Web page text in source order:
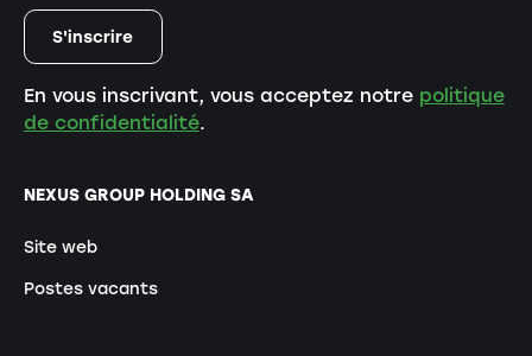
NEXUS GROUP HOLDING SA
Site web
Postes vacants
En vous inscrivant, vous acceptez notre politique
de confidentialité.